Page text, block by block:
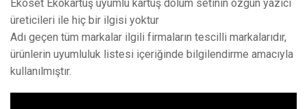
Ekoset Ekokartuş uyumlu kartuş dolum setinin özgün yazıcı
üreticileri ile hiç bir ilgisi yoktur
Adı geçen tüm markalar ilgili firmaların tescilli markalarıdır,
ürünlerin uyumluluk listesi içeriğinde bilgilendirme amacıyla
kullanılmıştır.